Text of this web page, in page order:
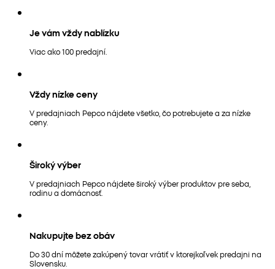
Je vám vždy nablízku
Viac ako 100 predajní.
Vždy nízke ceny
V predajniach Pepco nájdete všetko, čo potrebujete a za nízke
ceny.
Široký výber
V predajniach Pepco nájdete široký výber produktov pre seba,
rodinu a domácnosť.
Nakupujte bez obáv
Do 30 dní môžete zakúpený tovar vrátiť v ktorejkoľvek predajni na
Slovensku.